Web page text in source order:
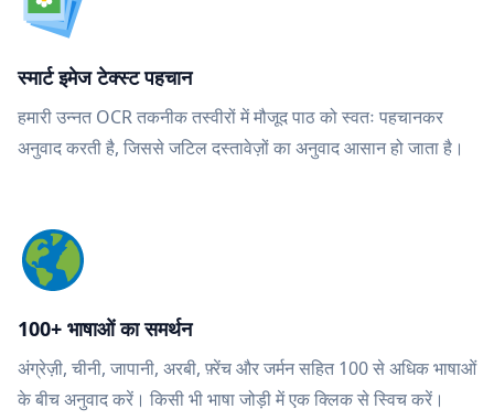
स्मार्ट इमेज टेक्स्ट पहचान
हमारी उन्नत OCR तकनीक तस्वीरों में मौजूद पाठ को स्वतः पहचानकर
अनुवाद करती है, जिससे जटिल दस्तावेज़ों का अनुवाद आसान हो जाता है।
100+ भाषाओं का समर्थन
अंग्रेज़ी, चीनी, जापानी, अरबी, फ़्रेंच और जर्मन सहित 100 से अधिक भाषाओं
के बीच अनुवाद करें। किसी भी भाषा जोड़ी में एक क्लिक से स्विच करें।